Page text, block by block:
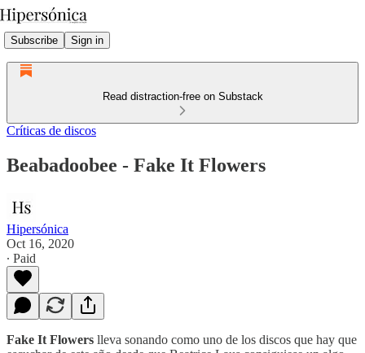
Subscribe Sign in
Read distraction-free on Substack
Críticas de discos
Beabadoobee - Fake It Flowers
Hipersónica
Oct 16, 2020
∙ Paid
Fake It Flowers lleva sonando como uno de los discos que hay que